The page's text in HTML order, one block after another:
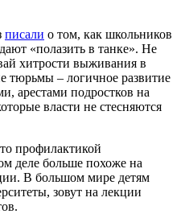
писали о том, как школьников
«полазить в танке». Не
хитрости выживания в
тюрьмы – логичное развитие
арестами подростков на
власти не стесняются
профилактикой
деле больше похоже на
В большом мире детям
зовут на лекции